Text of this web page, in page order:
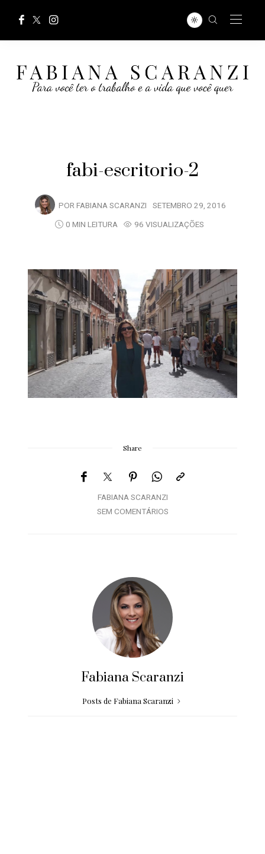
fabi-escritorio-2
POR FABIANA SCARANZI SETEMBRO 29, 2016
0 MIN LEITURA
96 VISUALIZAÇÕES
Share
FABIANA SCARANZI
SEM COMENTÁRIOS
Fabiana Scaranzi
Posts de Fabiana Scaranzi